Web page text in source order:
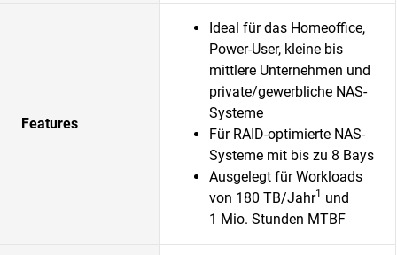
Features
Ideal für das Homeoffice,
Power-User, kleine bis
mittlere Unternehmen und
private/gewerbliche NAS-
Systeme
Für RAID-optimierte NAS-
Systeme mit bis zu 8 Bays
Ausgelegt für Workloads
von 180 TB/Jahr1 und
1 Mio. Stunden MTBF